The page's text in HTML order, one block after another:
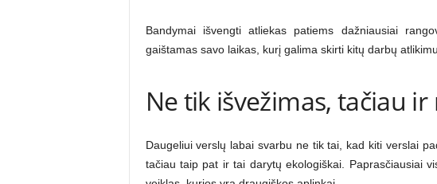
Bandymai išvengti atliekas patiems dažniausiai
gaištamas savo laikas, kurį galima skirti kitų darbų
Ne tik išvežimas, tačiau
Daugeliui verslų labai svarbu ne tik tai, kad kiti verslai
tačiau taip pat ir tai darytų ekologiškai. Paprasčiausiai